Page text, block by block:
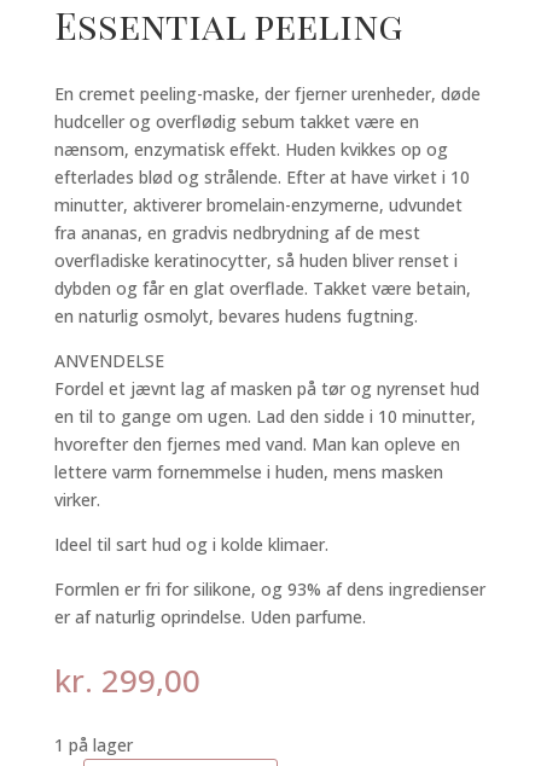
Essential peeling
En cremet peeling-maske, der fjerner urenheder, døde
hudceller og overflødig sebum takket være en
nænsom, enzymatisk effekt. Huden kvikkes op og
efterlades blød og strålende. Efter at have virket i 10
minutter, aktiverer bromelain-enzymerne, udvundet
fra ananas, en gradvis nedbrydning af de mest
overfladiske keratinocytter, så huden bliver renset i
dybden og får en glat overflade. Takket være betain,
en naturlig osmolyt, bevares hudens fugtning.
ANVENDELSE
Fordel et jævnt lag af masken på tør og nyrenset hud
en til to gange om ugen. Lad den sidde i 10 minutter,
hvorefter den fjernes med vand. Man kan opleve en
lettere varm fornemmelse i huden, mens masken
virker.
Ideel til sart hud og i kolde klimaer.
Formlen er fri for silikone, og 93% af dens ingredienser
er af naturlig oprindelse. Uden parfume.
kr. 299,00
1 på lager